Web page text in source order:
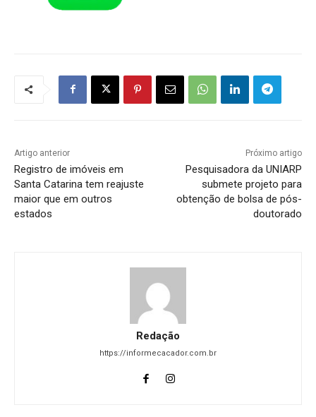
Artigo anterior
Registro de imóveis em
Santa Catarina tem reajuste
maior que em outros
estados
Próximo artigo
Pesquisadora da UNIARP
submete projeto para
obtenção de bolsa de pós-
doutorado
Redação
https://informecacador.com.br